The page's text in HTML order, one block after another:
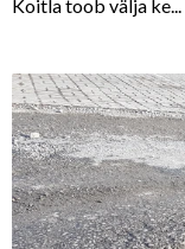
Koitla toob välja ke...